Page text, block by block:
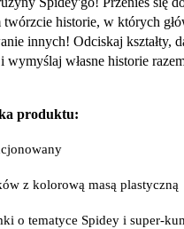
twórzcie historie, w których
innych! Odciskaj kształty,
wymyślaj własne historie
produktu:
z kolorową masą plastyczną
o tematyce Spidey i super-